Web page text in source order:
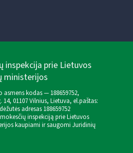
inspekcija prie Lietuvos
ministerijos
kodas — 188659752,
14, 01107 Vilnius, Lietuva, el.paštas:
adresas 188659752
inspekciją prie Lietuvos
kaupiami ir saugomi Juridinių